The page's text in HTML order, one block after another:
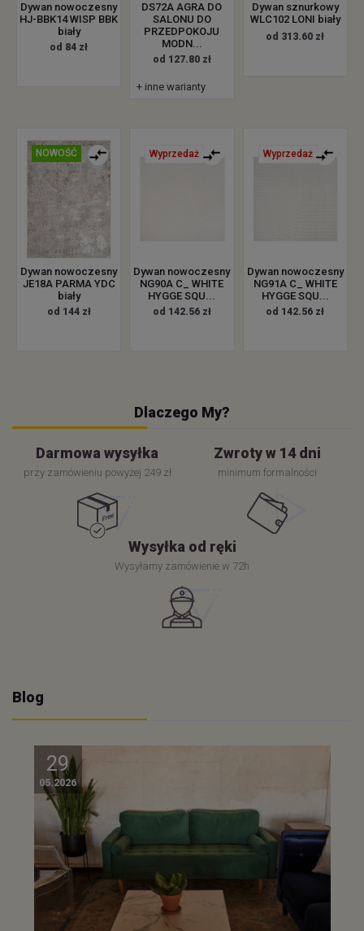
Dywan nowoczesny
HJ-BBK14 WISP BBK
biały
od 84 zł
DS72A AGRA DO
SALONU DO
PRZEDPOKOJU
MODN...
od 127.80 zł
+ inne warianty
Dywan sznurkowy
WLC102 LONI biały
od 313.60 zł
NOWOŚĆ
Dywan nowoczesny
JE18A PARMA YDC
biały
od 144 zł
Wyprzedaż
Dywan nowoczesny
NG90A C_ WHITE
HYGGE SQU...
od 142.56 zł
Wyprzedaż
Dywan nowoczesny
NG91A C_ WHITE
HYGGE SQU...
od 142.56 zł
Dlaczego My?
Darmowa wysyłka
przy zamówieniu powyżej 249 zł
Zwroty w 14 dni
minimum formalności
Wysyłka od ręki
Wysyłamy zamówienie w 72h
Blog
29
05.2026